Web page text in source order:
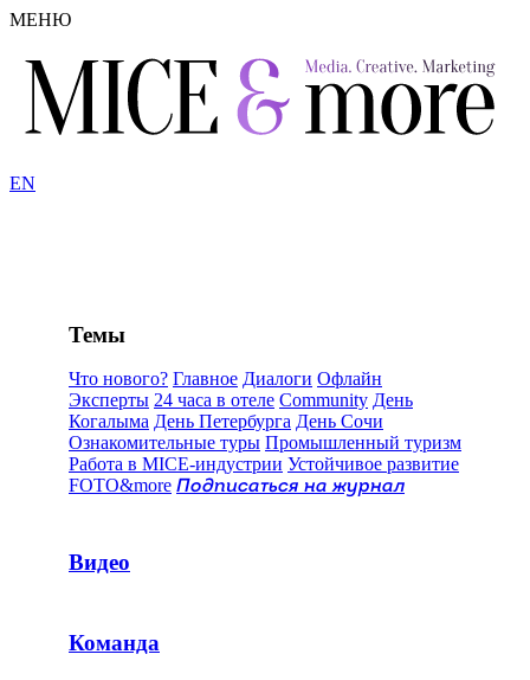
МЕНЮ
EN
Темы
Что нового? Главное Диалоги Офлайн
Эксперты 24 часа в отеле Community День
Когалыма День Петербурга День Сочи
Ознакомительные туры Промышленный туризм
Работа в MICE-индустрии Устойчивое развитие
FOTO&more Подписаться на журнал
Видео
Команда